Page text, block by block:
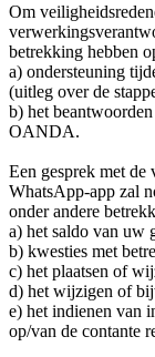
Om
betrekking hebben
a) ondersteuning
(uitleg over de
b) het
OANDA.
Een gesprek met
WhatsApp-app zal
onder andere
a) het saldo van uw
b) kwesties met
c) het plaatsen of
d) het wijzigen of
e) het indienen van
op/van de contante